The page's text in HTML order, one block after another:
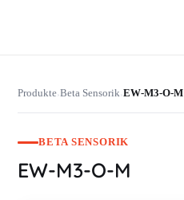
Produkte›Beta Sensorik›EW-M3-O-M
BETA SENSORIK
EW-M3-O-M